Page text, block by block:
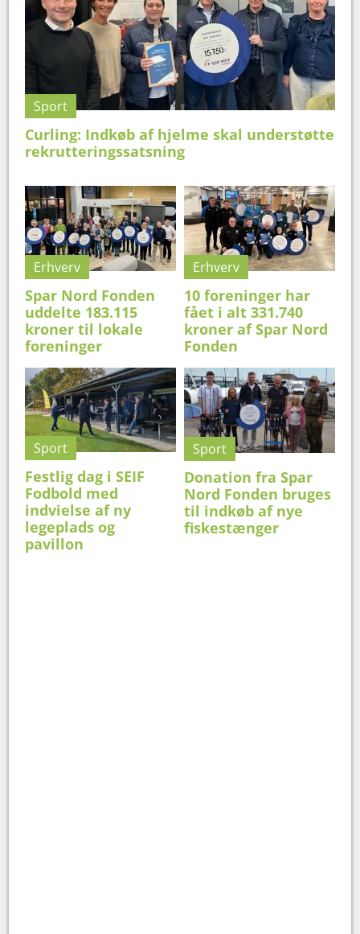
Sport
Curling: Indkøb af hjelme skal understøtte
rekrutteringssatsning
Erhverv
Spar Nord Fonden
uddelte 183.115
kroner til lokale
foreninger
Erhverv
10 foreninger har
fået i alt 331.740
kroner af Spar Nord
Fonden
Sport
Festlig dag i SEIF
Fodbold med
indvielse af ny
legeplads og
pavillon
Sport
Donation fra Spar
Nord Fonden bruges
til indkøb af nye
fiskestænger